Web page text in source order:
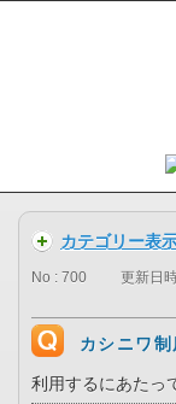
カテゴリー表
No : 700 更新日
カシニワ制
利用するにあたっ